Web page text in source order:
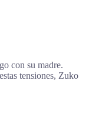
con su madre.
tensiones, Zuko